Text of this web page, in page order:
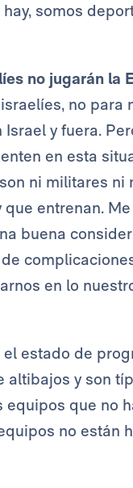
somos
no jugarán la
no para
y fuera.
en esta
ni militares ni
entrenan.
buena
en lo
estado de
y son
que no
no están